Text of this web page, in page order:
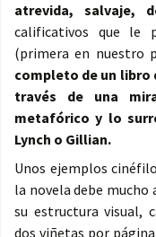
atrevida, salvaje,
calificativos que le
(primera en nuestro
completo de un libro
través de una
metafórico y lo
Lynch o Gillian.
Unos ejemplos
la novela debe
su estructura visual,
dos viñetas por